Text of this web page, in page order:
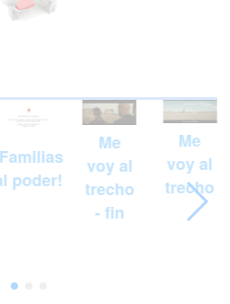
poder!
Me
voy al
trecho
- fin
Me
voy al
trecho